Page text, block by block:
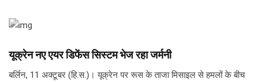
यूक्रेन नए एयर डिफेंस सिस्टम भेज रहा जर्मनी
बर्लिन, 11 अक्टूबर (हि.स.)। यूक्रेन पर रूस के ताजा मिसाइल से हमलों के बीच